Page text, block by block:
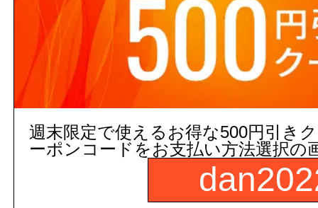
商品コード：
111725010104
品番：
A-403-30
販売価格
数量
補足説明 吐水口長さ:300mm
自在吐水口部
週末限定で使えるお得な500円引き
ーポンコードをお支払い方法選択の